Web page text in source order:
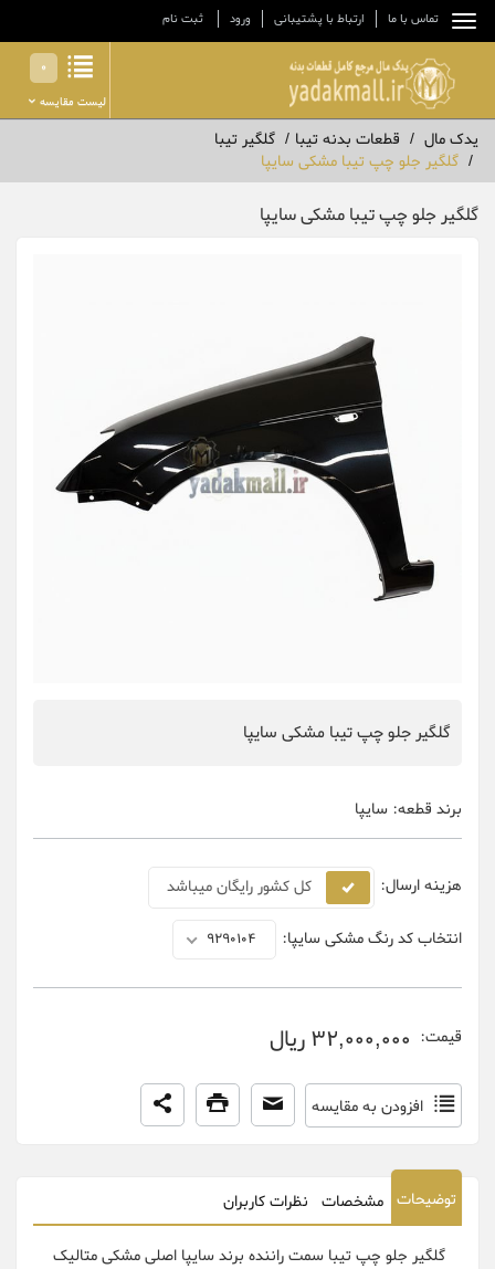
تماس با ما ارتباط با پشتیبانی ورود ثبت نام
0
لیست مقایسه
یدک مال قطعات بدنه تیبا
گلگیر تیبا
گلگیر جلو چپ تیبا مشکی سایپا
گلگیر جلو چپ تیبا مشکی سایپا
گلگیر جلو چپ تیبا مشکی سایپا
برند قطعه: سایپا
هزینه ارسال: کل کشور رایگان میباشد
انتخاب کد رنگ مشکی سایپا: 9290104
قیمت: 32,000,000 ریال
افزودن به مقایسه
توضیحات مشخصات نظرات کاربران
گلگیر جلو چپ تیبا سمت راننده برند سایپا اصلی مشکی متالیک